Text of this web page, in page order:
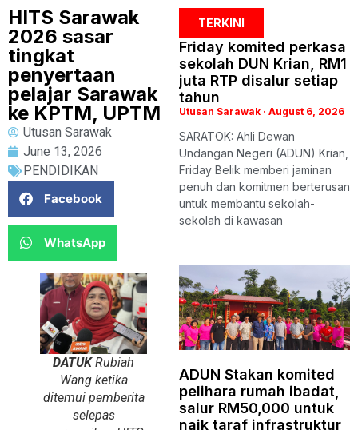
HITS Sarawak
2026 sasar
tingkat
penyertaan
pelajar Sarawak
ke KPTM, UPTM
Utusan Sarawak
June 13, 2026
PENDIDIKAN
Facebook
WhatsApp
DATUKRubiah
Wang ketika
ditemui pemberita
selepas
TERKINI
Friday komited perkasa
sekolah DUN Krian, RM1
juta RTP disalur setiap
tahun
Utusan Sarawak August 6, 2026
SARATOK: Ahli Dewan
Undangan Negeri (ADUN) Krian,
Friday Belik memberi jaminan
penuh dan komitmen berterusan
untuk membantu sekolah-
sekolah di kawasan
ADUN Stakan komited
pelihara rumah ibadat,
salur RM50,000 untuk
naik taraf infrastruktur